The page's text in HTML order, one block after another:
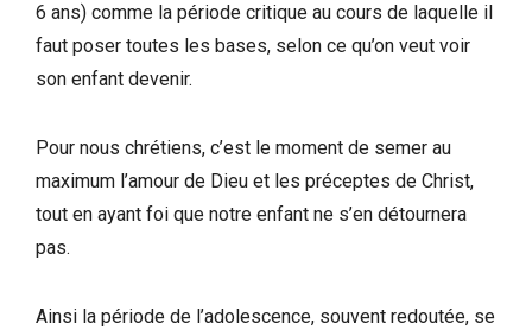
6 ans) comme la période critique au cours de laquelle il
faut poser toutes les bases, selon ce qu’on veut voir
son enfant devenir.
Pour nous chrétiens, c’est le moment de semer au
maximum l’amour de Dieu et les préceptes de Christ,
tout en ayant foi que notre enfant ne s’en détournera
pas.
Ainsi la période de l’adolescence, souvent redoutée, se